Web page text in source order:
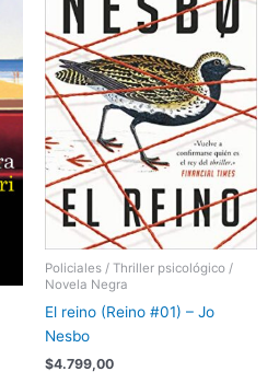
Policiales / Thriller psicológico /
Novela Negra
El reino (Reino #01) – Jo
Nesbo
$4.799,00